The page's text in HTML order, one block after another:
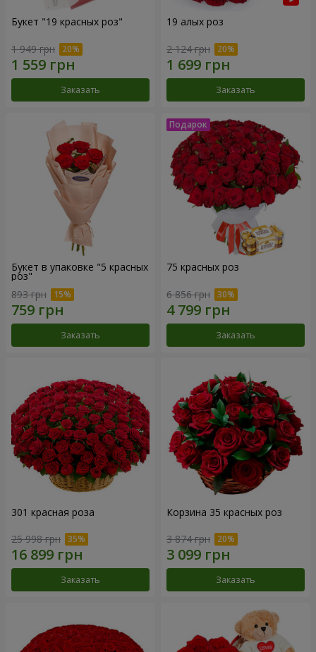
Букет "19 красных роз"
1 949 грн
Заказать
19 алых роз
2 124 грн
Заказать
Букет в упаковке "5 красных
роз"
893 грн
Заказать
75 красных роз
6 856 грн
Заказать
301 красная роза
25 998 грн
Заказать
Корзина 35 красных роз
3 874 грн
Заказать